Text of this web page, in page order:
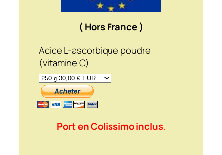
( Hors France )
Acide L-ascorbique poudre
(vitamine C)
Port en Colissimo inclus.